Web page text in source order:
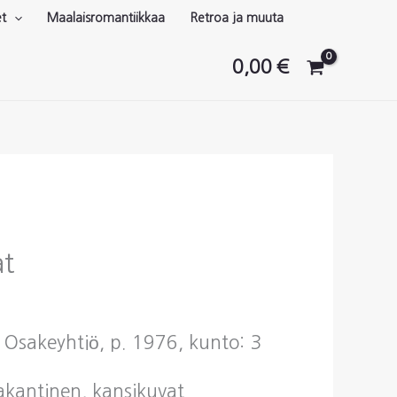
Maalaisromantiikkaa Retroa ja muuta
0,00€
Osakeyhtiö, p. 1976, kunto: 3
kansikuvat